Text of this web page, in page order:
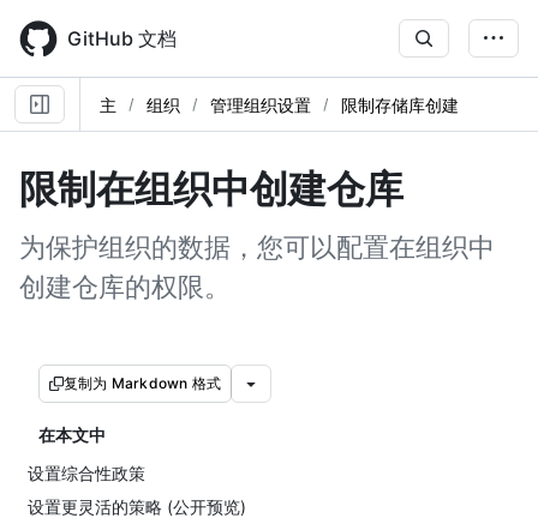
main
content
GitHub 文档
主 组织 管理组织设置 限制存储库创建
限制在组织中创建仓库
为保护组织的数据，您可以配置在组织中
创建仓库的权限。
复制为 Markdown 格式
在本文中
设置综合性政策
设置更灵活的策略 (公开预览)